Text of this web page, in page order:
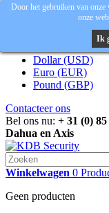
Dollar (USD)
Euro (EUR)
Pound (GBP)
Contacteer ons
Bel ons nu: + 31 (0)
Dahua en Axis
Winkelwagen 0
Geen producten
Door het gebruiken van onze
onze
Ik